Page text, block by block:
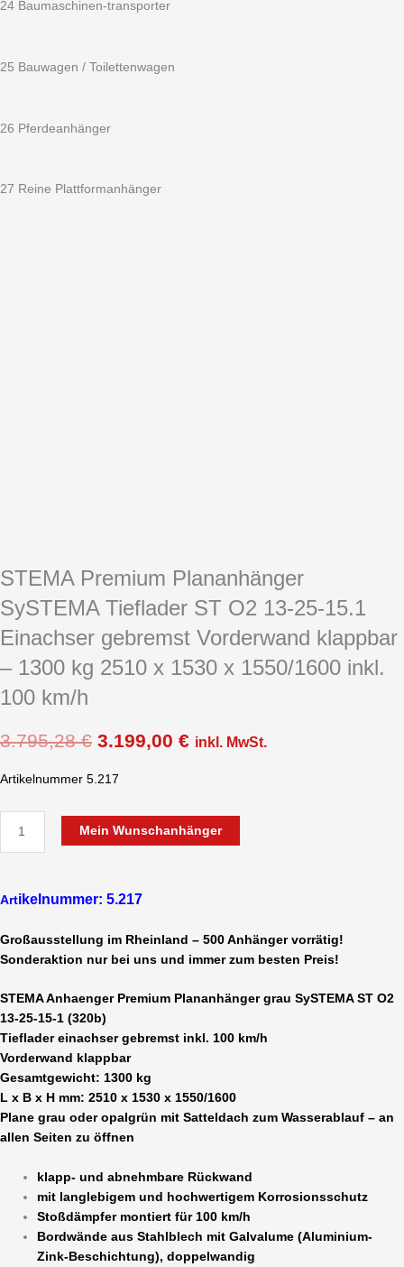
24 Baumaschinen-transporter
25 Bauwagen / Toilettenwagen
26 Pferdeanhänger
27 Reine Plattformanhänger
STEMA Premium Plananhänger
SySTEMA Tieflader ST O2 13-25-15.1
Einachser gebremst Vorderwand klappbar
– 1300 kg 2510 x 1530 x 1550/1600 inkl.
100 km/h
3.795,28€ 3.199,00 € inkl. MwSt.
Artikelnummer 5.217
Mein Wunschanhänger
Artikelnummer: 5.217
Großausstellung im Rheinland – 500 Anhänger vorrätig!
Sonderaktion nur bei uns und immer zum besten Preis!
STEMA Anhaenger Premium Plananhänger grau SySTEMA ST O2
13-25-15-1 (320b)
Tieflader einachser gebremst inkl. 100 km/h
Vorderwand klappbar
Gesamtgewicht: 1300 kg
L x B x H mm: 2510 x 1530 x 1550/1600
Plane grau oder opalgrün mit Satteldach zum Wasserablauf – an
allen Seiten zu öffnen
klapp- und abnehmbare Rückwand
mit langlebigem und hochwertigem Korrosionsschutz
Stoßdämpfer montiert für 100 km/h
Bordwände aus Stahlblech mit Galvalume (Aluminium-
Zink-Beschichtung), doppelwandig